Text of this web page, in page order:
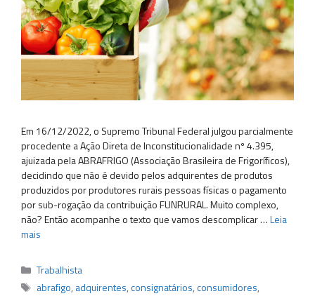
Em 16/12/2022, o Supremo Tribunal Federal julgou parcialmente
procedente a Ação Direta de Inconstitucionalidade nº 4.395,
ajuizada pela ABRAFRIGO (Associação Brasileira de Frigoríficos),
decidindo que não é devido pelos adquirentes de produtos
produzidos por produtores rurais pessoas físicas o pagamento
por sub-rogação da contribuição FUNRURAL. Muito complexo,
não? Então acompanhe o texto que vamos descomplicar …Leia
mais
Categorias
Trabalhista
Tags
abrafigo, adquirentes,consignatários,consumidores,